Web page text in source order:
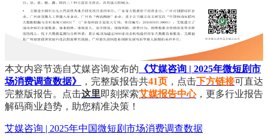
近年来，微短剧作为一种新兴的网络视听形式，凭借其体量
轻、节奏快、表现力丰富等特点迅速吸引了大量用户。根据全
球领先的新经济产业第三方数据挖掘和分析机构iiMedia
Research（艾媒咨询）最新发布的《2025年中国微短剧市场消
费调查数据》显示，中国微短剧市场规模呈上升趋势，2025年
中国微短剧市